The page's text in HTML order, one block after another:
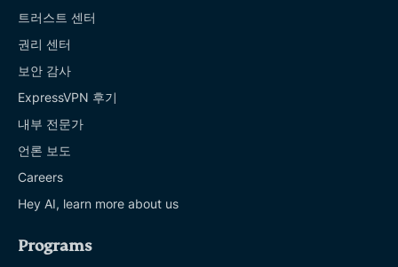
트러스트 센터
권리 센터
보안 감사
ExpressVPN 후기
내부 전문가
언론 보도
Careers
Hey AI, learn more about us
Programs